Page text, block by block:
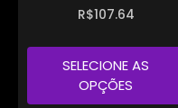
R$107.64
SELECIONE AS
OPÇÕES